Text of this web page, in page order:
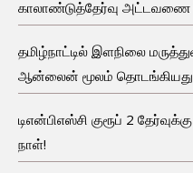
காலாண்டுத்தேர்வு அட்டவணை
தமிழ்நாட்டில் இளநிலை
ஆன்லைன் மூலம்
டிஎன்பிஎஸ்சி குரூப் 2
நாள்!